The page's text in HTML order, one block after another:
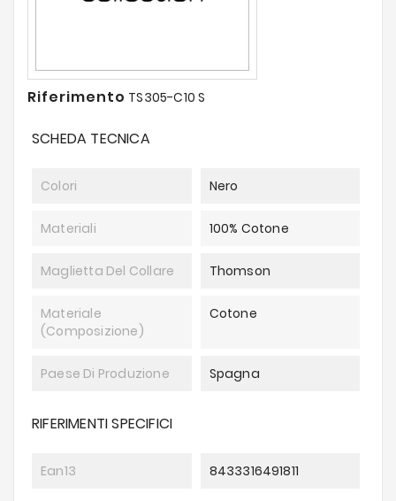
Riferimento TS305-C10 S
SCHEDA TECNICA
Colori Nero
Materiali 100% Cotone
Maglietta Del Collare Thomson
Materiale
(composizione)
Cotone
Paese Di Produzione Spagna
RIFERIMENTI SPECIFICI
Ean13 8433316491811